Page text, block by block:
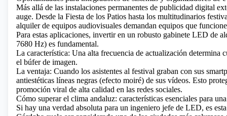
Más allá de las instalaciones permanentes de publicidad digital
auge. Desde la Fiesta de los Patios hasta los multitudinarios
alquiler de equipos audiovisuales demandan equipos que
Para estas aplicaciones, invertir en un robusto gabinete LED de
7680 Hz) es fundamental.
La característica: Una alta frecuencia de actualización determina
el búfer de imagen.
La ventaja: Cuando los asistentes al festival graban con sus
antiestéticas líneas negras (efecto moiré) de sus vídeos. Esto
promoción viral de alta calidad en las redes sociales.
Cómo superar el clima andaluz: características esenciales para
Si hay una verdad absoluta para un ingeniero jefe de LED, es